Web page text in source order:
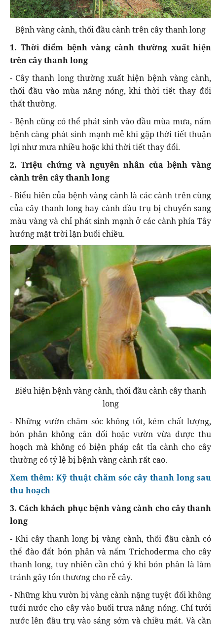
Bệnh vàng cành, thối đầu cành trên cây thanh long
1. Thời điểm bệnh vàng cành thường xuất hiện
trên cây thanh long
- Cây thanh long thường xuất hiện bệnh vàng cành,
thối đầu vào mùa nắng nóng, khi thời tiết thay đổi
thất thường.
- Bệnh cũng có thể phát sinh vào đầu mùa mưa, nấm
bệnh càng phát sinh mạnh mẻ khi gặp thời tiết thuận
lợi như mưa nhiều hoặc khi thời tiết thay đổi.
2. Triệu chứng và nguyên nhân của bệnh vàng
cành trên cây thanh long
- Biểu hiên của bệnh vàng cành là các cành trên cùng
của cây thanh long hay cành đầu trụ bị chuyển sang
màu vàng và chỉ phát sinh mạnh ở các cành phía Tây
hướng mặt trời lặn buổi chiều.
Biểu hiện bệnh vàng cành, thối đầu cành cây thanh
long
- Những vườn chăm sóc không tốt, kém chất lượng,
bón phân không cân đối hoặc vườn vừa được thu
hoạch mà không có biện pháp cắt tỉa cành cho cây
thường có tỷ lệ bị bệnh vàng cành rất cao.
Xem thêm: Kỹ thuật chăm sóc cây thanh long sau
thu hoạch
3. Cách khách phục bệnh vàng cành cho cây thanh
long
- Khi cây thanh long bị vàng cành, thối đầu cành có
thể đào đất bón phân và nấm Trichoderma cho cây
thanh long, tuy nhiên cần chú ý khi bón phân là làm
tránh gây tổn thương cho rễ cây.
- Những khu vườn bị vàng cành nặng tuyệt đối không
tưới nước cho cây vào buổi trưa nắng nóng. Chỉ tưới
nước lên đầu trụ vào sáng sớm và chiều mát. Và cần